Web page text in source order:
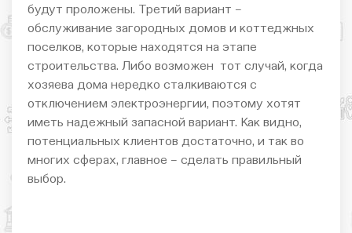
будут проложены. Третий вариант –
обслуживание загородных домов и коттеджных
поселков, которые находятся на этапе
строительства. Либо возможен тот случай, когда
хозяева дома нередко сталкиваются с
отключением электроэнергии, поэтому хотят
иметь надежный запасной вариант. Как видно,
потенциальных клиентов достаточно, и так во
многих сферах, главное – сделать правильный
выбор.